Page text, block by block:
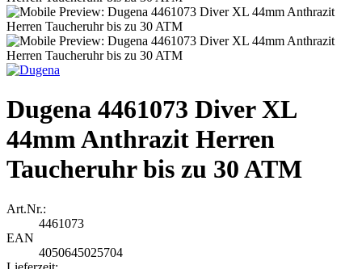
Dugena 4461073 Diver XL
44mm Anthrazit Herren
Taucheruhr bis zu 30 ATM
Art.Nr.:
4461073
EAN
4050645025704